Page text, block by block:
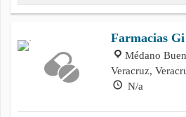
Farmacias Gi
Médano
Veracruz,
N/a